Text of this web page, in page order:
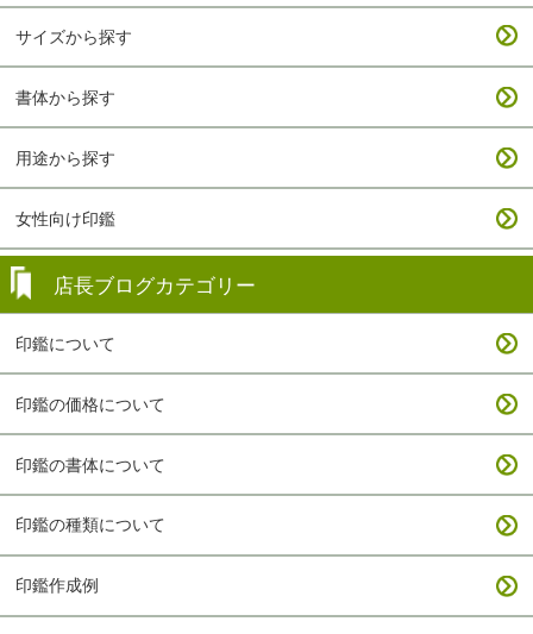
サイズから探す
書体から探す
用途から探す
女性向け印鑑
店長ブログカテゴリー
印鑑について
印鑑の価格について
印鑑の書体について
印鑑の種類について
印鑑作成例